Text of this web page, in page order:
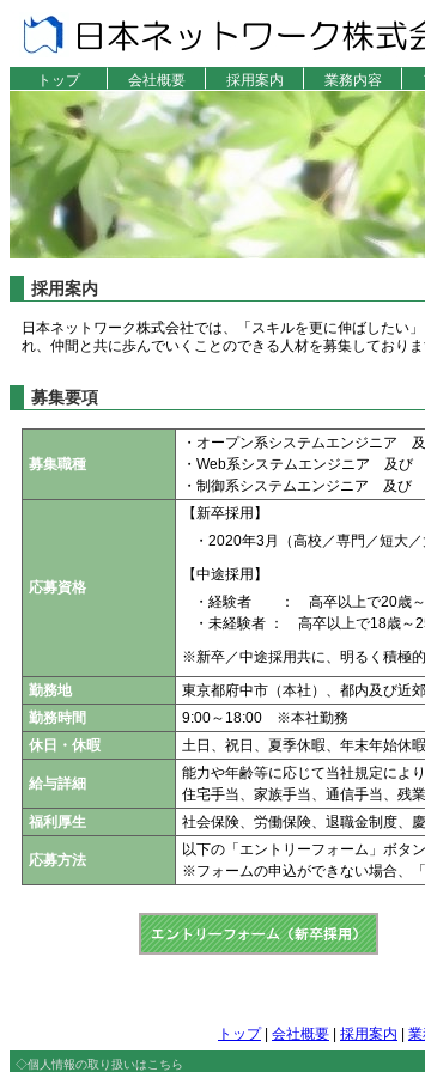
トップ 会社概要 採用案内 業務内容
採用案内
日本ネットワーク株式会社では、「スキルを更に伸ばしたい
れ、仲間と共に歩んでいくことのできる人材を募集しており
募集要項
募集職種
・オープン系システムエンジニア
・Web系システムエンジニア 及び
・制御系システムエンジニア 及び
応募資格
【新卒採用】
・2020年3月（高校／専門／短大
【中途採用】
・経験者 ： 高卒以上で20歳～
・未経験者 ： 高卒以上で18歳～
※新卒／中途採用共に、明るく積極
勤務地
東京都府中市（本社）、都内及び近郊
勤務時間
9:00～18:00 ※本社勤務
休日・休暇
土日、祝日、夏季休暇、年末年始休
給与詳細
能力や年齢等に応じて当社規定によ
住宅手当、家族手当、通信手当、残
福利厚生
社会保険、労働保険、退職金制度、
応募方法
以下の「エントリーフォーム」ボタ
※フォームの申込ができない場合、
トップ| 会社概要 採用案内
◇個人情報の取り扱いはこちら